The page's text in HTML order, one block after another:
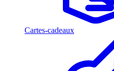
Cartes-cadeaux